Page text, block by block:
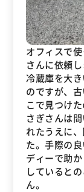
オフィスで
さんに依頼
冷蔵庫を大
のですが、
こで見つけ
さぎさんは
れたうえに
た。手際の
ディーで助
していると
ん。